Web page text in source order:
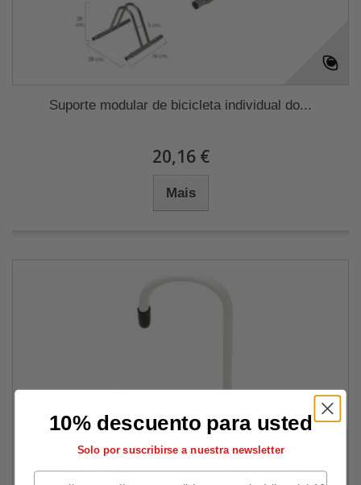
Suporte modular de bicicleta individual do...
20,16 €
Mais
10% descuento para usted
Solo por suscribirse a nuestra newsletter